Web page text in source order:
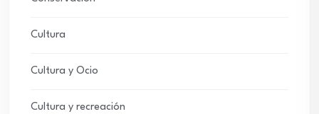
Cultura
Cultura y Ocio
Cultura y recreación